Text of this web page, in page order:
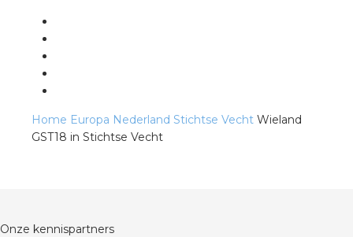
Home Europa Nederland Stichtse Vecht Wieland
GST18 in Stichtse Vecht
Onze kennispartners